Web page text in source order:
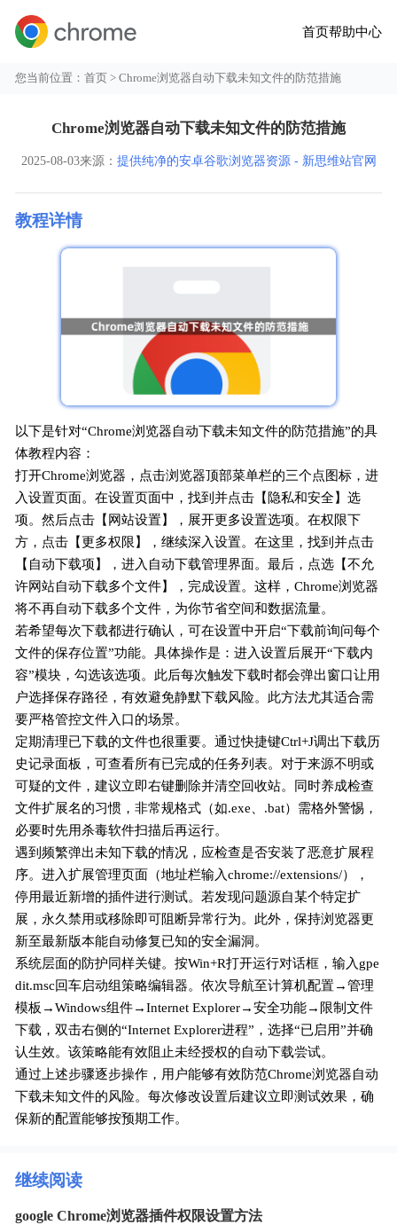
首页帮助中心
您当前位置：首页 > Chrome浏览器自动下载未知文件的防范措施
Chrome浏览器自动下载未知文件的防范措施
2025-08-03来源： 提供纯净的安卓谷歌浏览器资源 - 新思维站官网
教程详情
以下是针对“Chrome浏览器自动下载未知文件的防范措施”的具
体教程内容：
打开Chrome浏览器，点击浏览器顶部菜单栏的三个点图标，进
入设置页面。在设置页面中，找到并点击【隐私和安全】选
项。然后点击【网站设置】，展开更多设置选项。在权限下
方，点击【更多权限】，继续深入设置。在这里，找到并点击
【自动下载项】，进入自动下载管理界面。最后，点选【不允
许网站自动下载多个文件】，完成设置。这样，Chrome浏览器
将不再自动下载多个文件，为你节省空间和数据流量。
若希望每次下载都进行确认，可在设置中开启“下载前询问每个
文件的保存位置”功能。具体操作是：进入设置后展开“下载内
容”模块，勾选该选项。此后每次触发下载时都会弹出窗口让用
户选择保存路径，有效避免静默下载风险。此方法尤其适合需
要严格管控文件入口的场景。
定期清理已下载的文件也很重要。通过快捷键Ctrl+J调出下载历
史记录面板，可查看所有已完成的任务列表。对于来源不明或
可疑的文件，建议立即右键删除并清空回收站。同时养成检查
文件扩展名的习惯，非常规格式（如.exe、.bat）需格外警惕，
必要时先用杀毒软件扫描后再运行。
遇到频繁弹出未知下载的情况，应检查是否安装了恶意扩展程
序。进入扩展管理页面（地址栏输入chrome://extensions/），
停用最近新增的插件进行测试。若发现问题源自某个特定扩
展，永久禁用或移除即可阻断异常行为。此外，保持浏览器更
新至最新版本能自动修复已知的安全漏洞。
系统层面的防护同样关键。按Win+R打开运行对话框，输入gpe
dit.msc回车启动组策略编辑器。依次导航至计算机配置→管理
模板→Windows组件→Internet Explorer→安全功能→限制文件
下载，双击右侧的“Internet Explorer进程”，选择“已启用”并确
认生效。该策略能有效阻止未经授权的自动下载尝试。
通过上述步骤逐步操作，用户能够有效防范Chrome浏览器自动
下载未知文件的风险。每次修改设置后建议立即测试效果，确
保新的配置能够按预期工作。
继续阅读
google Chrome浏览器插件权限设置方法